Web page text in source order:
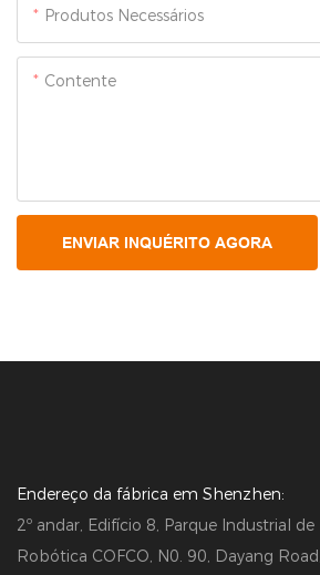
Produtos Necessários
Contente
ENVIAR INQUÉRITO AGORA
Endereço da fábrica em Shenzhen:
2º andar, Edifício 8, Parque Industrial de
Robótica COFCO, N0. 90, Dayang Road,